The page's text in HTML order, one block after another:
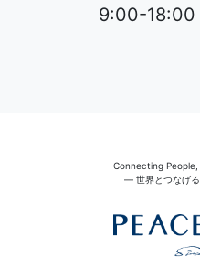
9:00-18:00
Connecting
― 世界とつなげ